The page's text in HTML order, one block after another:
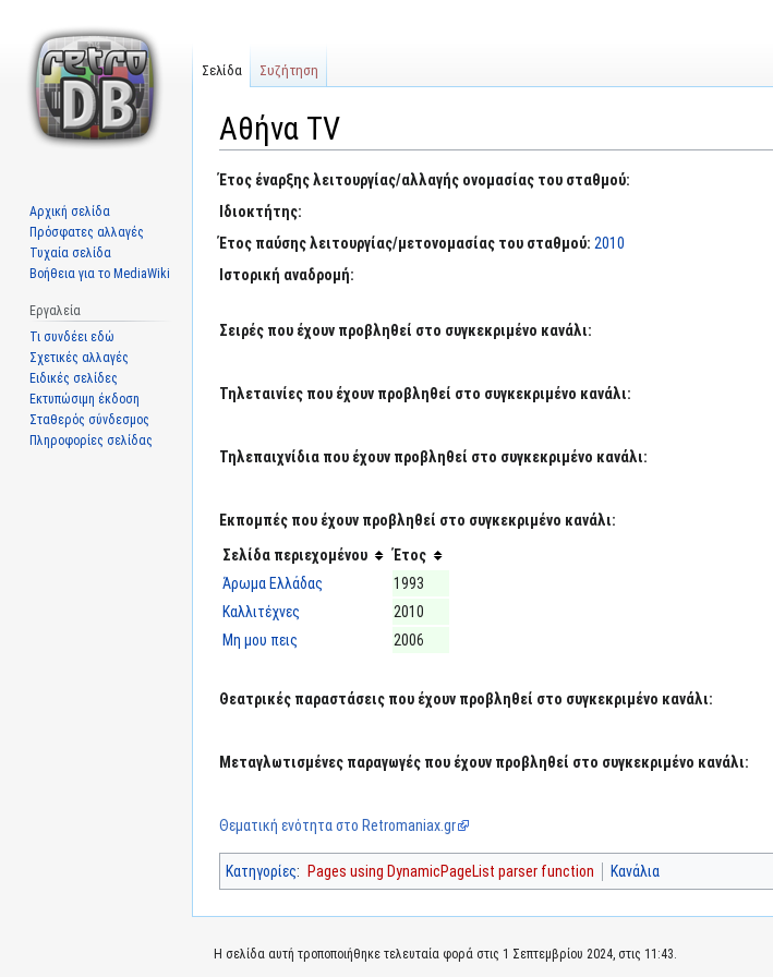
Αθήνα TV
Μετάβαση
στην
Πήδηση
στην
Έτος έναρξης λειτουργίας/αλλαγής ονομασίας του σταθμού:
Ιδιοκτήτης:
Έτος παύσης λειτουργίας/μετονομασίας του σταθμού: 2010
Ιστορική αναδρομή:
Σειρές που έχουν προβληθεί στο συγκεκριμένο κανάλι:
Τηλεταινίες που έχουν προβληθεί στο συγκεκριμένο κανάλι:
Τηλεπαιχνίδια που έχουν προβληθεί στο συγκεκριμένο κανάλι:
Εκπομπές που έχουν προβληθεί στο συγκεκριμένο κανάλι:
Σελίδα περιεχομένου
Έτος
Άρωμα Ελλάδας
1993
Καλλιτέχνες
2010
Μη μου πεις
2006
Θεατρικές παραστάσεις που έχουν προβληθεί στο συγκεκριμένο κανάλι:
Μεταγλωτισμένες παραγωγές που έχουν προβληθεί στο συγκεκριμένο κανάλι:
Θεματική ενότητα στο Retromaniax.gr
Κατηγορίες: Pages using DynamicPageList parser function Κανάλια
Σελίδα Συζήτηση
Αρχική σελίδα
Πρόσφατες αλλαγές
Τυχαία σελίδα
Βοήθεια για το MediaWiki
Εργαλεία
Τι συνδέει εδώ
Σχετικές αλλαγές
Ειδικές σελίδες
Εκτυπώσιμη έκδοση
Σταθερός σύνδεσμος
Πληροφορίες σελίδας
Η σελίδα αυτή τροποποιήθηκε τελευταία φορά στις 1 Σεπτεμβρίου 2024, στις 11:43.